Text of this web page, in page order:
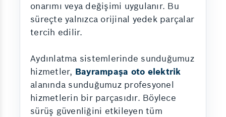
onarımı veya değişimi uygulanır. Bu
süreçte yalnızca orijinal yedek parçalar
tercih edilir.
Aydınlatma sistemlerinde sunduğumuz
hizmetler, Bayrampaşa oto elektrik
alanında sunduğumuz profesyonel
hizmetlerin bir parçasıdır. Böylece
sürüş güvenliğini etkileyen tüm